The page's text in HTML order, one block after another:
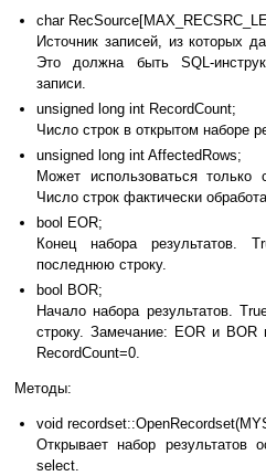
char
Источник записей, из которых
Это должна быть SQL-
записи.
unsigned long int RecordCount;
Число строк в открытом наборе
unsigned long int AffectedRows;
Может использоваться
Число строк фактически
bool EOR;
Конец набора результатов.
последнюю строку.
bool BOR;
Начало набора результатов.
строку. Замечание: EOR и
RecordCount=0.
Методы:
void
Открывает набор результатов
select.